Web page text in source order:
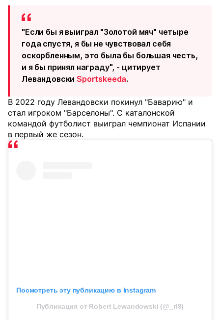
"Если бы я выиграл "Золотой мяч" четыре
года спустя, я бы не чувствовал себя
оскорбленным, это была бы большая честь,
и я бы принял награду", - цитирует
Левандовски Sportskeeda.
В 2022 году Левандовски покинул "Баварию" и
стал игроком "Барселоны". С каталонской
командой футболист выиграл чемпионат Испании
в первый же сезон.
Посмотреть эту публикацию в Instagram
Публикация от Robert Lewandowski (@_rl9)